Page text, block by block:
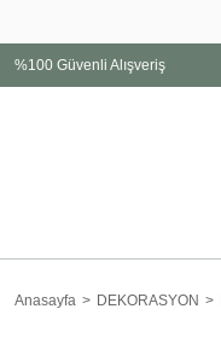
%100 Güvenli Alışveriş
Anasayfa DEKORASYON